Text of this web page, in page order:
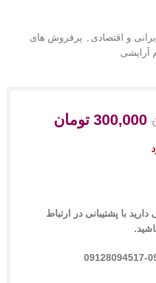
و اقتصادی
پرفروش های
آرایشی
300,000 تومان
با پشتیبانی در ارتباط
09128094517-